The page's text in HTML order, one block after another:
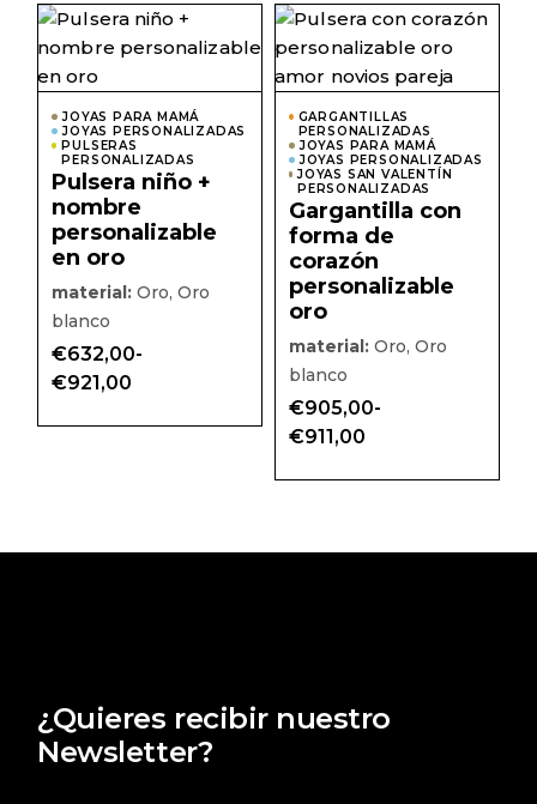
hasta
€1.081,00
Este
producto
tiene
múltiples
variantes.
opciones
pueden
elegir
página
producto
JOYAS PARA MAMÁ
JOYAS PERSONALIZADAS
PULSERAS
PERSONALIZADAS
Pulsera niño +
nombre
personalizable
en oro
material: Oro, Oro
blanco
€632,00-
€921,00
Rango
de
desde
Este
GARGANTILLAS
PERSONALIZADAS
JOYAS PARA MAMÁ
JOYAS PERSONALIZADAS
JOYAS SAN VALENTÍN
PERSONALIZADAS
Gargantilla con
forma de
corazón
personalizable
oro
material:Oro, Oro
blanco
€905,00-
€911,00
Rango
de
desde
¿Quieres recibir nuestro
Newsletter?